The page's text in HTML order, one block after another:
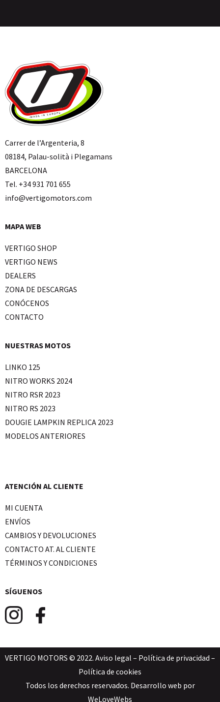
Carrer de l’Argenteria, 8
08184, Palau-solità i Plegamans
BARCELONA
Tel. +34 931 701 655
info@vertigomotors.com
MAPA WEB
VERTIGO SHOP
VERTIGO NEWS
DEALERS
ZONA DE DESCARGAS
CONÓCENOS
CONTACTO
NUESTRAS MOTOS
LINKO 125
NITRO WORKS 2024
NITRO RSR 2023
NITRO RS 2023
DOUGIE LAMPKIN REPLICA 2023
MODELOS ANTERIORES
ATENCIÓN AL CLIENTE
MI CUENTA
ENVÍOS
CAMBIOS Y DEVOLUCIONES
CONTACTO AT. AL CLIENTE
TÉRMINOS Y CONDICIONES
SÍGUENOS
VERTIGO MOTORS © 2022. Aviso legal – Política de privacidad –
Política de cookies
Todos los derechos reservados. Desarrollo web por
WeLoveWebs